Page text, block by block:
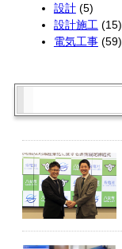
設計(5)
設計施工 (15)
電気工事(59)